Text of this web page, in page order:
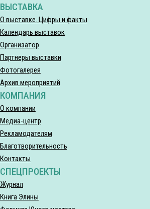
ВЫСТАВКА
О выставке. Цифры и факты
Календарь выставок
Организатор
Партнеры выставки
Фотогалерея
Архив мероприятий
КОМПАНИЯ
О компании
Медиа-центр
Рекламодателям
Благотворительность
Контакты
СПЕЦПРОЕКТЫ
Журнал
Книга Элины